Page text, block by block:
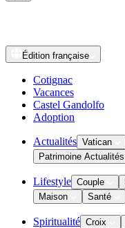
Édition française
Cotignac
Vacances
Castel Gandolfo
Adoption
Actualités Vatican
Patrimoine Actualités
Lifestyle Couple
Maison
Santé
Spiritualité Croix